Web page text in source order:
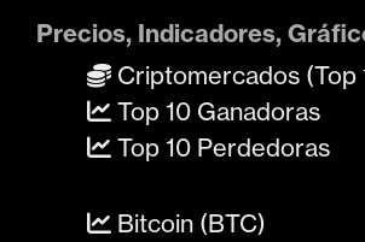
Precios, Indicadores,
Criptomercados (Top
Top 10 Ganadoras
Top 10 Perdedoras
Bitcoin (BTC)